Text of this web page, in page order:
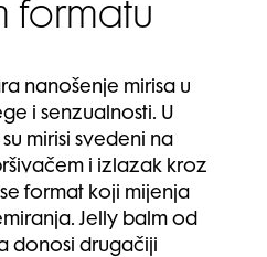
formatu
nanošenje mirisa u
i senzualnosti. U
mirisi svedeni na
i izlazak kroz
format koji mijenja
Jelly balm od
donosi drugačiji